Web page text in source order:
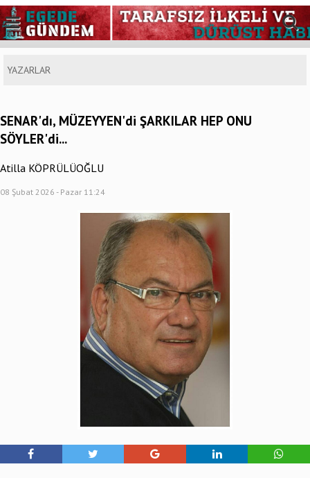
YAZARLAR
SENAR'dı, MÜZEYYEN'di ŞARKILAR HEP ONU
SÖYLER'di...
Atilla KÖPRÜLÜOĞLU
08 Şubat 2026 - Pazar 11:24